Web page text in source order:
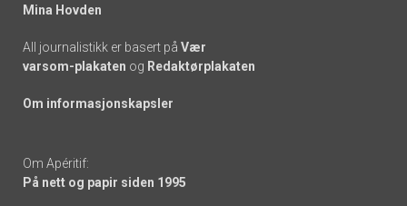
Mina Hovden
All journalistikk er basert på Vær
varsom-plakaten og Redaktørplakaten
Om informasjonskapsler
Om Apéritif:
På nett og papir siden 1995